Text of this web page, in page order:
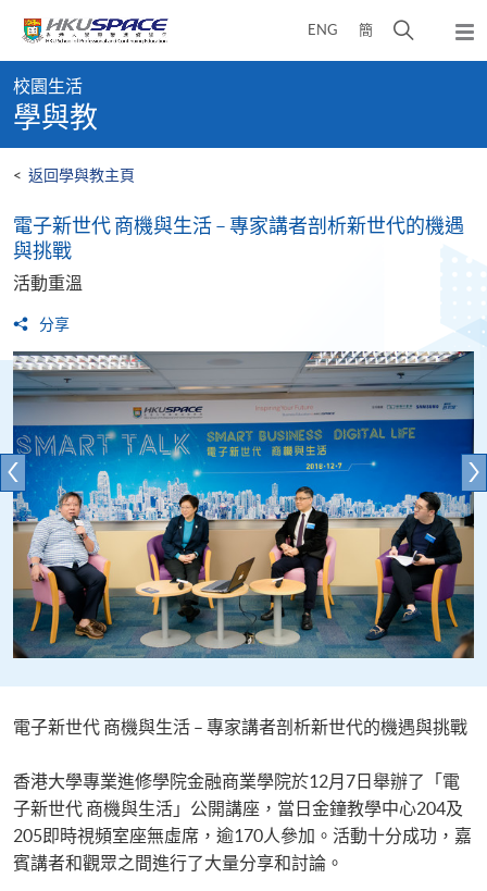
content
ENG 簡
開
彈
出
content
start
校園生活
學與教
< 返回學與教主頁
電子新世代 商機與生活 – 專家講者剖析新世代的機遇
與挑戰
活動重溫
分享
電子新世代 商機與生活 – 專家講者剖析新世代的機遇與挑戰
香港大學專業進修學院金融商業學院於12月7日舉辦了「電
子新世代 商機與生活」公開講座，當日金鐘教學中心204及
205即時視頻室座無虛席，逾170人參加。活動十分成功，嘉
賓講者和觀眾之間進行了大量分享和討論。